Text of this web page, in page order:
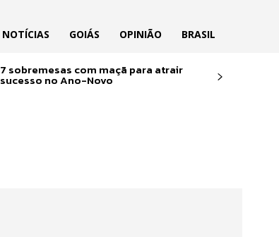
NOTÍCIAS GOIÁS OPINIÃO BRASIL
7 sobremesas com maçã para atrair
sucesso no Ano-Novo